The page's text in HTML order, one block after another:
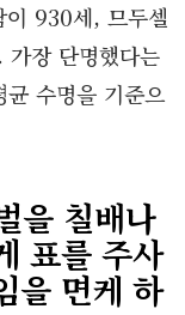
이 930세, 므두셀
장 단명했다는
수명을 기준으
을 칠배나
표를 주사
을 면케 하